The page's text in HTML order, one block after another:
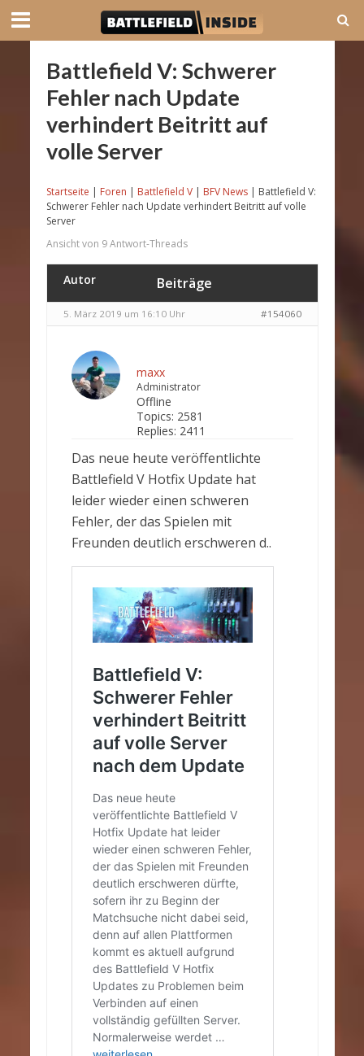
Battlefield V: Schwerer
Fehler nach Update
verhindert Beitritt auf
volle Server
Startseite | Foren | Battlefield V | BFV News | Battlefield V:
Schwerer Fehler nach Update verhindert Beitritt auf volle
Server
Ansicht von 9 Antwort-Threads
Autor Beiträge
5. März 2019 um 16:10 Uhr #154060
maxx
Administrator
Offline
Topics: 2581
Replies: 2411
Das neue heute veröffentlichte
Battlefield V Hotfix Update hat
leider wieder einen schweren
Fehler, der das Spielen mit
Freunden deutlich erschweren d..